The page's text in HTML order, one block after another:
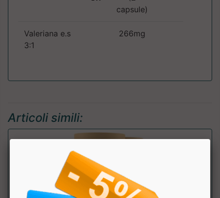
capsule)
Valeriana e.s
3:1
266mg
Articoli simili: